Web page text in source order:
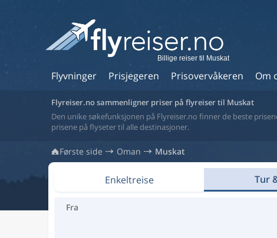
Flyvninger Prisjegeren Prisovervåkeren Om
Billige reiser til Muskat
Flyreiser.no sammenligner priser på flyreiser til Muskat
Den unike søkefunksjonen på Flyreiser.no finner de beste
prisene på flyseter til alle destinasjoner.
Første side Oman Muskat
Enkeltreise Tur
Fra